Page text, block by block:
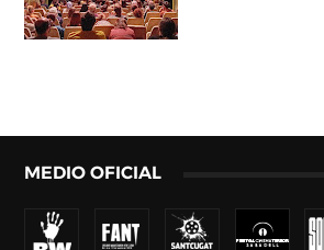
MEDIO OFICIAL